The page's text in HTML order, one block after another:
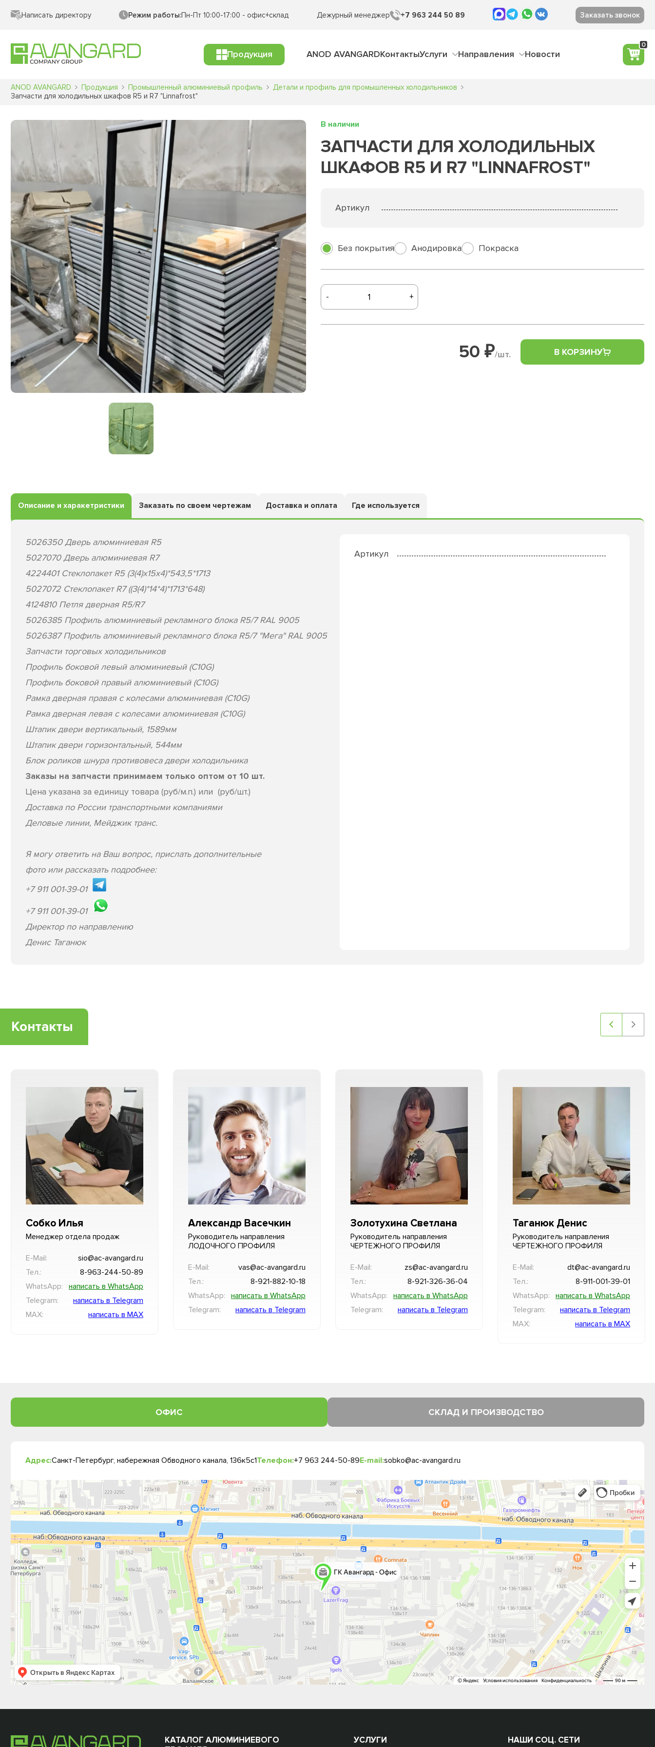
Написать директору Режим работы:Пн-Пт 10:00-17:00 - офис+склад Дежурный менеджер +7 963 244 50 89 Заказать звонок
Продукция ANOD AVANGARDКонтактыУслуги Направления Новости
0
ANOD AVANGARD Продукция Промышленный алюминиевый профиль
Детали и профиль для промышленных холодильников
Запчасти для холодильных шкафов R5 и R7 "Linnafrost"
В наличии
ЗАПЧАСТИ ДЛЯ ХОЛОДИЛЬНЫХ
ШКАФОВ R5 И R7 "LINNAFROST"
Артикул
Без покрытия Анодировка Покраска
- +
50 ₽/шт. В КОРЗИНУ
Описание и харакетристики Заказать по своем чертежам Доставка и оплата Где используется
5026350 Дверь алюминиевая R5
5027070 Дверь алюминиевая R7
4224401 Стеклопакет R5 (3(4)х15х4)*543,5*1713
5027072 Стеклопакет R7 ((3(4)*14*4)*1713*648)
4124810 Петля дверная R5/R7
5026385 Профиль алюминиевый рекламного блока R5/7 RAL 9005
5026387 Профиль алюминиевый рекламного блока R5/7 "Мега" RAL 9005
Запчасти торговых холодильников
Профиль боковой левый алюминиевый (C10G)
Профиль боковой правый алюминиевый (C10G)
Рамка дверная правая с колесами алюминиевая (C10G)
Рамка дверная левая с колесами алюминиевая (C10G)
Штапик двери вертикальный, 1589мм
Штапик двери горизонтальный, 544мм
Блок роликов шнура противовеса двери холодильника
Заказы на запчасти принимаем только оптом от 10 шт.
Цена указана за единицу товара (руб/м.п.) или (руб/шт.)
Доставка по России транспортными компаниями
Деловые линии, Мейджик транс.
Я могу ответить на Ваш вопрос, прислать дополнительные
фото или рассказать подробнее:
+7 911 001-39-01
+7 911 001-39-01
Директор по направлению
Денис Таганюк
Артикул
Контакты
Собко Илья
Менеджер отдела продаж
E-Mail:
sio@ac-avangard.ru
Тел.:
8-963-244-50-89
WhatsApp:
написать в WhatsApp
Telegram:
написать в Telegram
MAX:
написать в MAX
Александр Васечкин
Руководитель направления
ЛОДОЧНОГО ПРОФИЛЯ
E-Mail:
vas@ac-avangard.ru
Тел.:
8-921-882-10-18
WhatsApp:
написать в WhatsApp
Telegram:
написать в Telegram
Золотухина Светлана
Руководитель направления
ЧЕРТЕЖНОГО ПРОФИЛЯ
E-Mail:
zs@ac-avangard.ru
Тел.:
8-921-326-36-04
WhatsApp:
написать в WhatsApp
Telegram:
написать в Telegram
Таганюк Денис
Руководитель направления
ЧЕРТЕЖНОГО ПРОФИЛЯ
E-Mail:
dt@ac-avangard.ru
Тел.:
8-911-001-39-01
WhatsApp:
написать в WhatsApp
Telegram:
написать в Telegram
MAX:
написать в MAX
ОФИС СКЛАД И ПРОИЗВОДСТВО
Адрес:Санкт-Петербург, набережная Обводного канала, 136к5с1Телефон:+7 963 244-50-89E-mail:sobko@ac-avangard.ru
КАТАЛОГ АЛЮМИНИЕВОГО
УСЛУГИ НАШИ СОЦ. СЕТИ